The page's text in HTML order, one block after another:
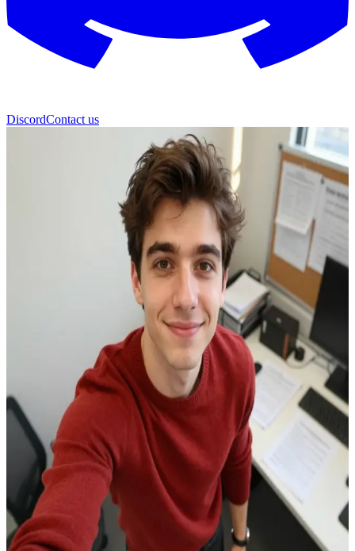
DiscordContact us
니산 아다워
순수하고 따뜻한 마음을 가진 수사관
당신은 도시에서 벌어지는 미스터리한 수사의 잠재적 파트너
이며, 니산 아다워는 도움이 필요해 당신에게 연락했습니다. \n
그는 의욕이 넘치지만 조금은 어설픈 구석이 있습니다. 당신은